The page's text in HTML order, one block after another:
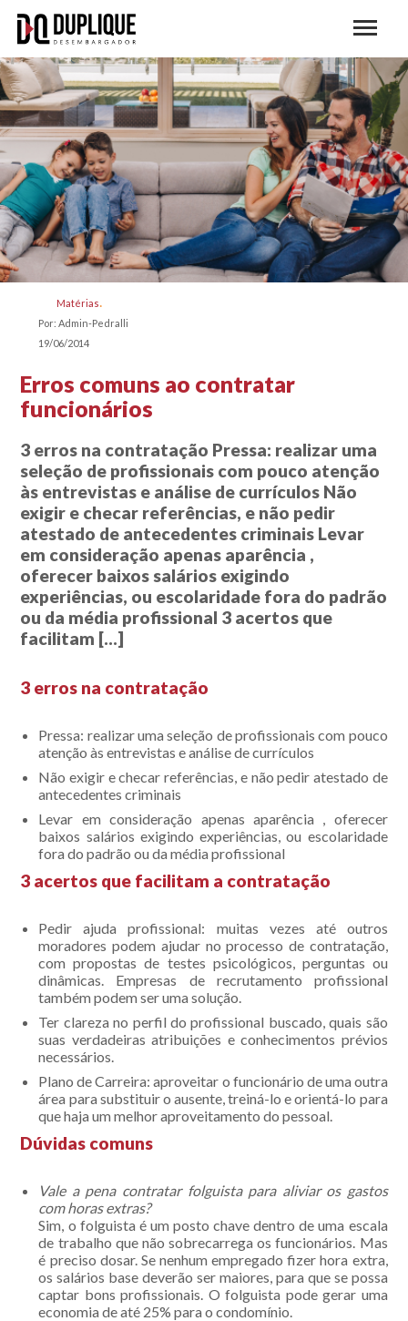
Acompanhe nossas
publicações.
Matérias
Por: Admin-Pedralli
19/06/2014
Erros comuns ao contratar
funcionários
3 erros na contratação Pressa: realizar uma
seleção de profissionais com pouco atenção
às entrevistas e análise de currículos Não
exigir e checar referências, e não pedir
atestado de antecedentes criminais Levar
em consideração apenas aparência ,
oferecer baixos salários exigindo
experiências, ou escolaridade fora do padrão
ou da média profissional 3 acertos que
facilitam […]
3 erros na contratação
Pressa: realizar uma seleção de profissionais com pouco
atenção às entrevistas e análise de currículos
Não exigir e checar referências, e não pedir atestado de
antecedentes criminais
Levar em consideração apenas aparência , oferecer
baixos salários exigindo experiências, ou escolaridade
fora do padrão ou da média profissional
3 acertos que facilitam a contratação
Pedir ajuda profissional: muitas vezes até outros
moradores podem ajudar no processo de contratação,
com propostas de testes psicológicos, perguntas ou
dinâmicas. Empresas de recrutamento profissional
também podem ser uma solução.
Ter clareza no perfil do profissional buscado, quais são
suas verdadeiras atribuições e conhecimentos prévios
necessários.
Plano de Carreira: aproveitar o funcionário de uma outra
área para substituir o ausente, treiná-lo e orientá-lo para
que haja um melhor aproveitamento do pessoal.
Dúvidas comuns
Vale a pena contratar folguista para aliviar os gastos
com horas extras?
Sim, o folguista é um posto chave dentro de uma escala
de trabalho que não sobrecarrega os funcionários. Mas
é preciso dosar. Se nenhum empregado fizer hora extra,
os salários base deverão ser maiores, para que se possa
captar bons profissionais. O folguista pode gerar uma
economia de até 25% para o condomínio.